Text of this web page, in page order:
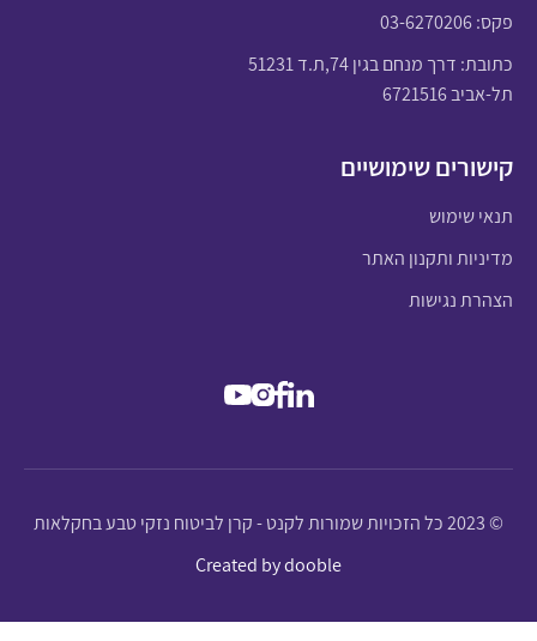
פקס: 03-6270206
כתובת: דרך מנחם בגין 74,ת.ד 51231
תל-אביב 6721516
קישורים שימושיים
תנאי שימוש
מדיניות ותקנון האתר
הצהרת נגישות
© 2023 כל הזכויות שמורות לקנט - קרן לביטוח נזקי טבע בחקלאות
Created by dooble